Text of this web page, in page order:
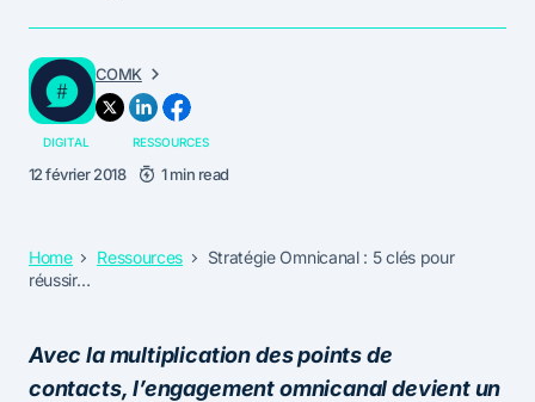
COMK
DIGITAL RESSOURCES
12 février 2018 1 min read
Home Ressources
Stratégie Omnicanal : 5 clés pour
réussir…
Avec la multiplication des points de
contacts, l’engagement omnicanal devient un